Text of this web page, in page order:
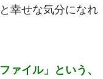
幸せな気分になれ
ァイル」という、